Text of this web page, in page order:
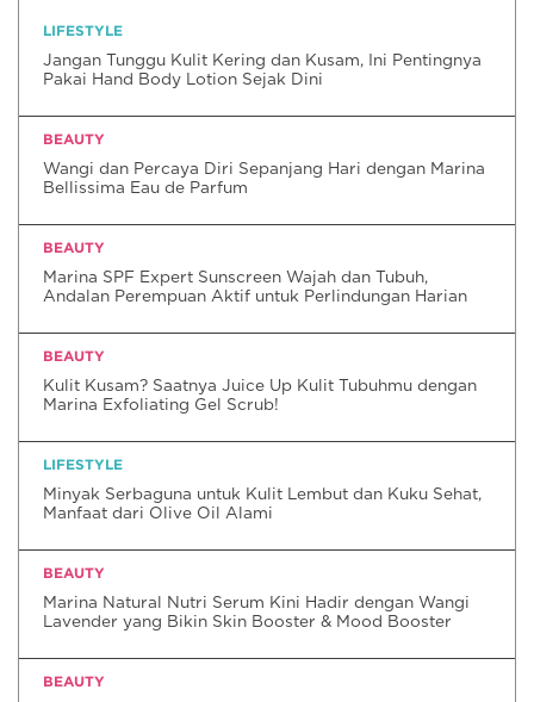
LIFESTYLE
Jangan Tunggu Kulit Kering dan Kusam, Ini Pentingnya
Pakai Hand Body Lotion Sejak Dini
BEAUTY
Wangi dan Percaya Diri Sepanjang Hari dengan Marina
Bellissima Eau de Parfum
BEAUTY
Marina SPF Expert Sunscreen Wajah dan Tubuh,
Andalan Perempuan Aktif untuk Perlindungan Harian
BEAUTY
Kulit Kusam? Saatnya Juice Up Kulit Tubuhmu dengan
Marina Exfoliating Gel Scrub!
LIFESTYLE
Minyak Serbaguna untuk Kulit Lembut dan Kuku Sehat,
Manfaat dari Olive Oil Alami
BEAUTY
Marina Natural Nutri Serum Kini Hadir dengan Wangi
Lavender yang Bikin Skin Booster & Mood Booster
BEAUTY